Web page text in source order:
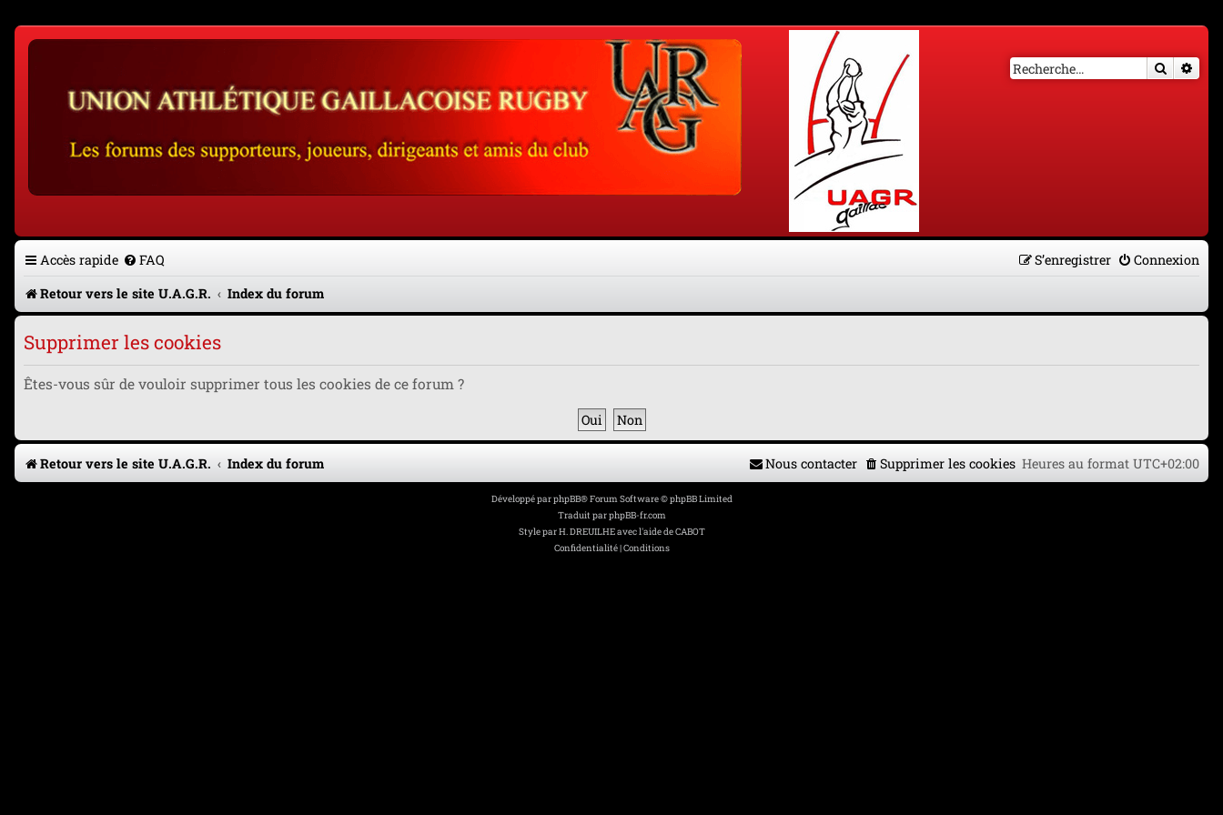
Accès rapide FAQ Connexion
S’enregistrer
Retour vers le site U.A.G.R.
Index du forum
Supprimer les cookies
Êtes-vous sûr de vouloir supprimer tous les cookies de ce forum ?
Retour vers le site U.A.G.R. Index du forum Heures au format UTC+02:00
Supprimer les cookies
Nous contacter
Développé parphpBB® Forum Software © phpBB Limited
Traduit parphpBB-fr.com
Style parH. DREUILHE avec l'aide de CABOT
Confidentialité|Conditions